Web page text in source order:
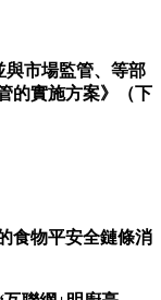
市場監管、等部
的實施方案》（下
食物平安全鏈條消